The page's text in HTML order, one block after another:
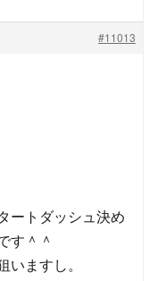
#11013
ートダッシュ決め
す＾＾
ますし。